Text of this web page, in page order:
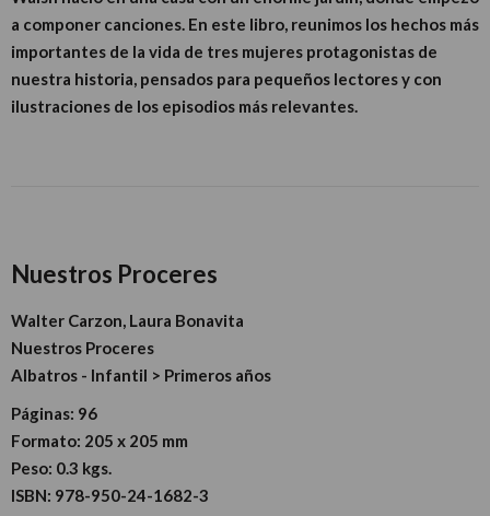
a componer canciones. En este libro, reunimos los hechos más
importantes de la vida de tres mujeres protagonistas de
nuestra historia, pensados para pequeños lectores y con
ilustraciones de los episodios más relevantes.
Nuestros Proceres
Walter Carzon, Laura Bonavita
Nuestros Proceres
Albatros - Infantil > Primeros años
Páginas: 96
Formato: 205 x 205 mm
Peso: 0.3 kgs.
ISBN: 978-950-24-1682-3